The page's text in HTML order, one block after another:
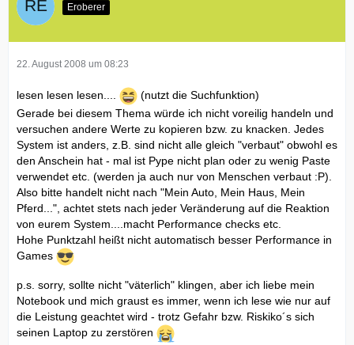
Eroberer
22. August 2008 um 08:23
lesen lesen lesen....
(nutzt die Suchfunktion)
Gerade bei diesem Thema würde ich nicht voreilig handeln und
versuchen andere Werte zu kopieren bzw. zu knacken. Jedes
System ist anders, z.B. sind nicht alle gleich "verbaut" obwohl es
den Anschein hat - mal ist Pype nicht plan oder zu wenig Paste
verwendet etc. (werden ja auch nur von Menschen verbaut :P).
Also bitte handelt nicht nach "Mein Auto, Mein Haus, Mein
Pferd...", achtet stets nach jeder Veränderung auf die Reaktion
von eurem System....macht Performance checks etc.
Hohe Punktzahl heißt nicht automatisch besser Performance in
Games
p.s. sorry, sollte nicht "väterlich" klingen, aber ich liebe mein
Notebook und mich graust es immer, wenn ich lese wie nur auf
die Leistung geachtet wird - trotz Gefahr bzw. Riskiko´s sich
seinen Laptop zu zerstören